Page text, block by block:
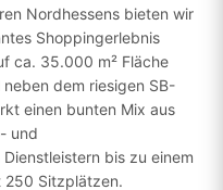
Nordhessens bieten wir
Shoppingerlebnis
ca. 35.000 m² Fläche
neben dem riesigen SB-
einen bunten Mix aus
und
bis zu einem
250 Sitzplätzen.